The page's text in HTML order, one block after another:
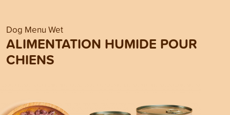
Dog Menu Wet
ALIMENTATION HUMIDE POUR
CHIENS